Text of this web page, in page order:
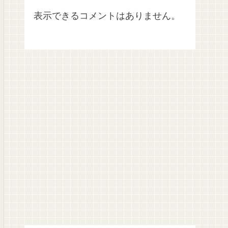
表示できるコメントはありません。